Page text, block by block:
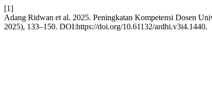
[1]
Adang Ridwan et al. 2025. Peningkatan Kompetensi Dosen
2025), 133–150. DOI:https://doi.org/10.61132/ardhi.v3i4.1440.